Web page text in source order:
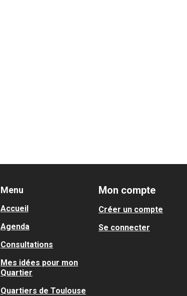
Menu
Accueil
Agenda
Consultations
Mes idées pour mon
Quartier
Quartiers de Toulouse
Mon compte
Créer un compte
Se connecter